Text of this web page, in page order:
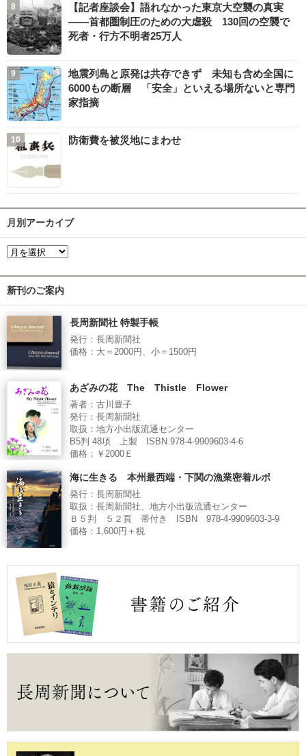
【記者座談会】語れなかった東京大空襲の真実
――首都圏制圧のための大虐殺 130回の空襲で
死者・行方不明者25万人
地震列島と原発は共存できず 未知も含め全国に
6000もの断層 「安全」といえる場所ないと専門
家指摘
防衛費を被災地にまわせ
月別アーカイブ
新刊のご案内
長周新聞社 特製手帳
発行：長周新聞社
価格：大＝2000円、小＝1500円
あざみの花 The Thistle Flower
著者：古川豊子
発行：長周新聞社
取扱：地方小出版流通センター
B5判 48項 上製 ISBN 978-4-9909603-4-6
価格：￥2000Ｅ
海に生きる 本州最西端・下関の漁業密着ルポ
発行：長周新聞社
取扱：長周新聞社、地方小出版流通センター
Ｂ５判 ５２頁 帯付き ISBN 978-4-9909603-3-9
価格：1,600円＋税